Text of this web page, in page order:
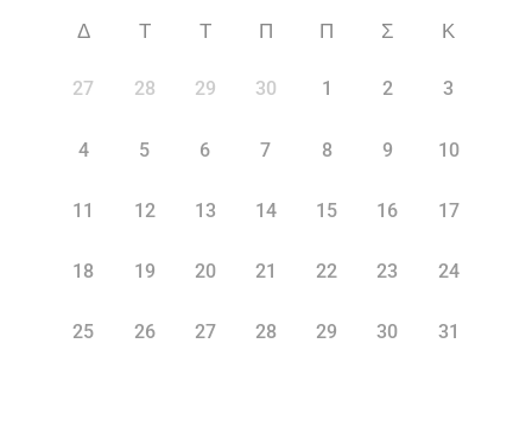
Δ Τ Τ Π Π Σ Κ
27 28 29 30 1 2 3
4 5 6 7 8 9 10
11 12 13 14 15 16 17
18 19 20 21 22 23 24
25 26 27 28 29 30 31